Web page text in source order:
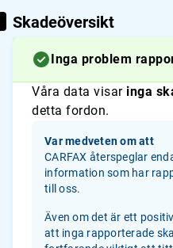
Skadeöversikt
Inga problem
Våra data visar inga
detta fordon.
Var medveten om att
CARFAX återspeglar
information som har
till oss.
Även om det är ett
att inga rapporterade